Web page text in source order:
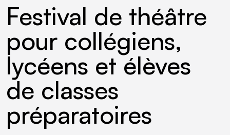
Festival de théâtre
pour collégiens,
lycéens et élèves
de classes
préparatoires